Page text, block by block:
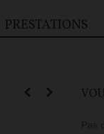
PRESTATIONS